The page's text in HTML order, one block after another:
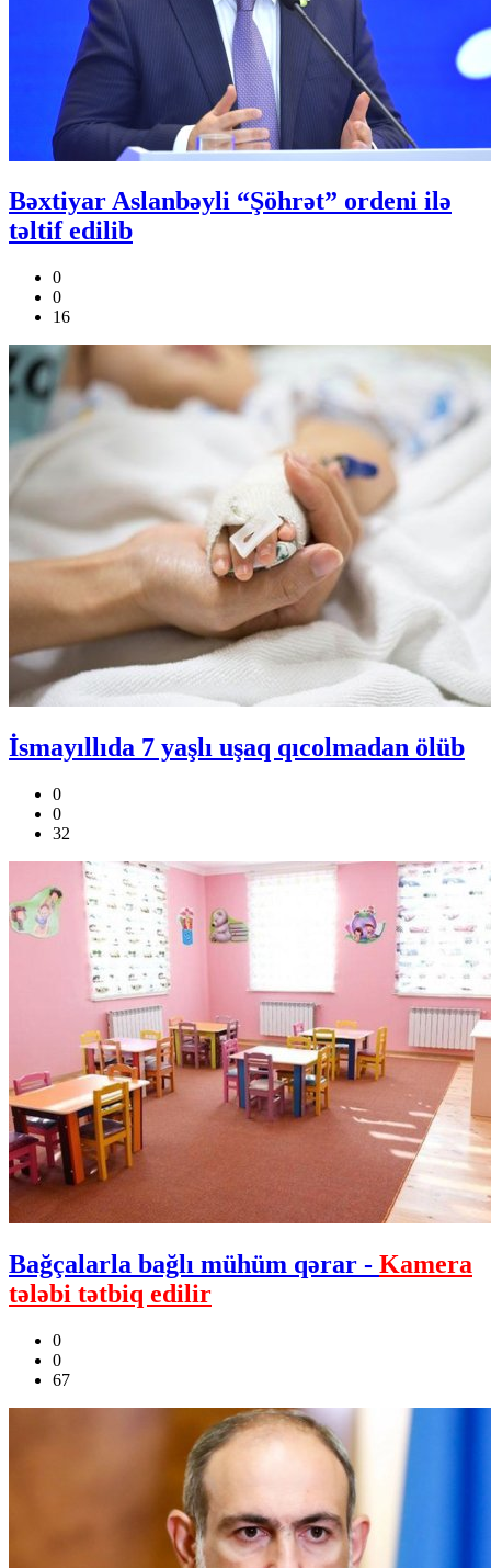
Bəxtiyar Aslanbəyli “Şöhrət” ordeni ilə
təltif edilib
0
0
16
İsmayıllıda 7 yaşlı uşaq qıcolmadan ölüb
0
0
32
Bağçalarla bağlı mühüm qərar - Kamera
tələbi tətbiq edilir
0
0
67